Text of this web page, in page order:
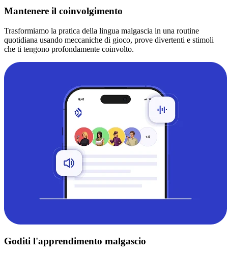
Mantenere il coinvolgimento
Trasformiamo la pratica della lingua malgascia in una routine
quotidiana usando meccaniche di gioco, prove divertenti e stimoli
che ti tengono profondamente coinvolto.
Goditi l'apprendimento malgascio